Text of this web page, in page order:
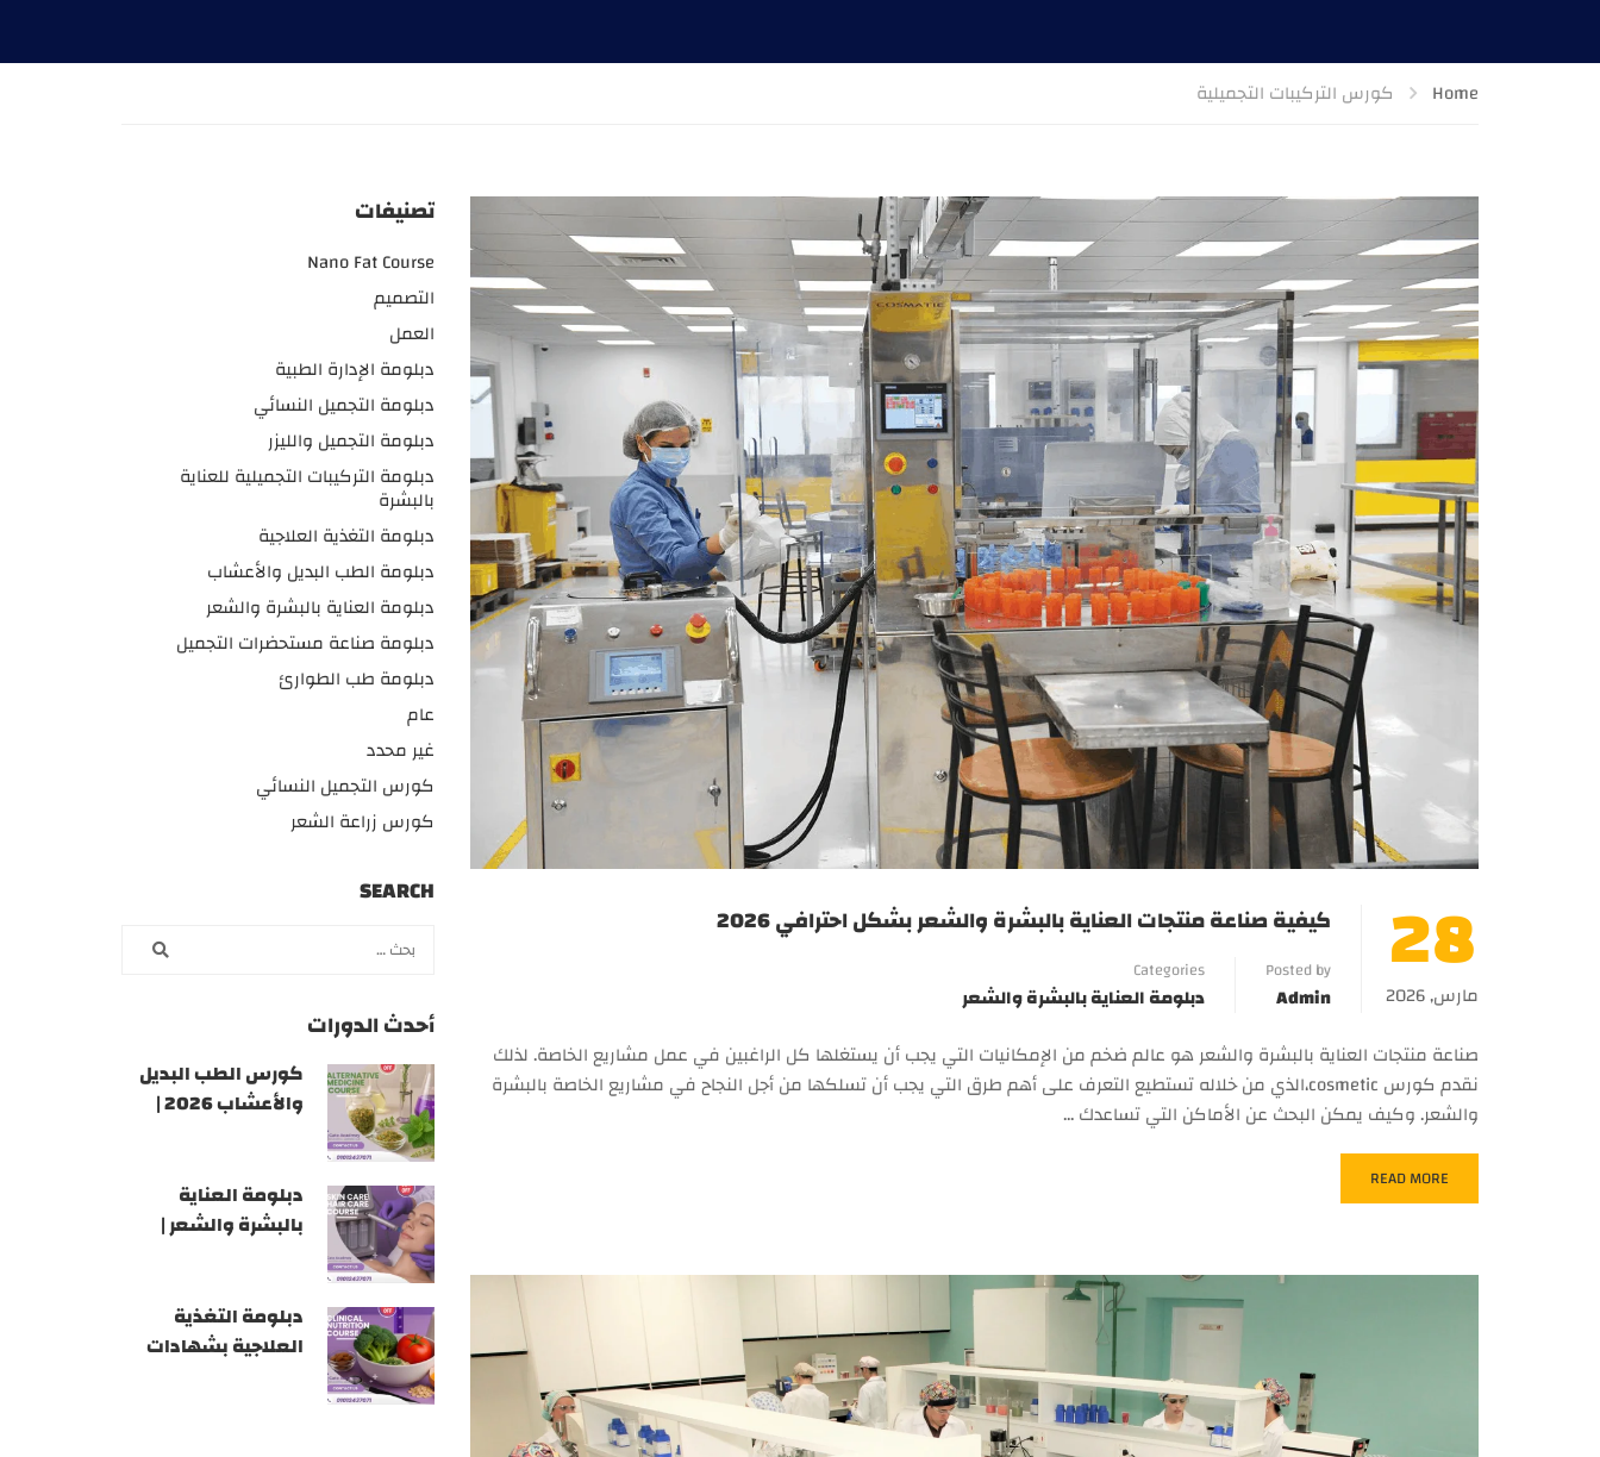
Home كورس التركيبات التجميلية
28
مارس, 2026
كيفية صناعة منتجات العناية بالبشرة والشعر بشكل احترافي 2026
Posted by
Admin
Categories
دبلومة العناية بالبشرة والشعر
صناعة منتجات العناية بالبشرة والشعر هو عالم ضخم من الإمكانيات التي يجب أن يستغلها كل الراغبين في عمل مشاريع الخاصة. لذلك
نقدم كورس cosmetic،الذي من خلاله تستطيع التعرف على أهم طرق التي يجب أن تسلكها من أجل النجاح في مشاريع الخاصة بالبشرة
والشعر. وكيف يمكن البحث عن الأماكن التي تساعدك …
READ MORE
تصنيفات
Nano Fat Course
التصميم
العمل
دبلومة الإدارة الطبية
دبلومة التجميل النسائي
دبلومة التجميل والليزر
دبلومة التركيبات التجميلية للعناية
بالبشرة
دبلومة التغذية العلاجية
دبلومة الطب البديل والأعشاب
دبلومة العناية بالبشرة والشعر
دبلومة صناعة مستحضرات التجميل
دبلومة طب الطوارئ
عام
غير محدد
كورس التجميل النسائي
كورس زراعة الشعر
SEARCH
أحدث الدورات
كورس الطب البديل
والأعشاب 2026 |
دبلومة العناية
بالبشرة والشعر |
دبلومة التغذية
العلاجية بشهادات